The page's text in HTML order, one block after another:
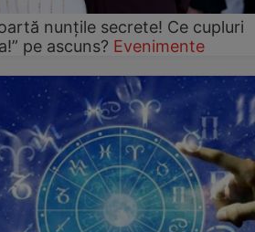
nunțile secrete! Ce cupluri
pe ascuns? Evenimente